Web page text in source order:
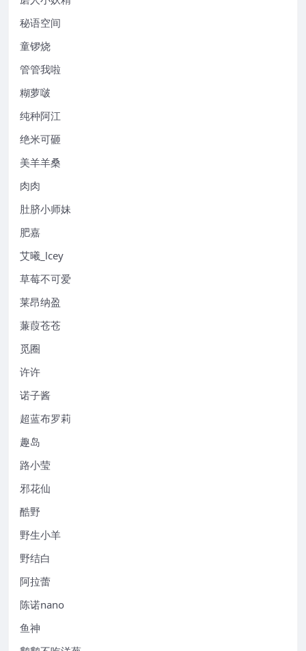
秘语空间
童锣烧
管管我啦
糊萝啵
纯种阿江
绝米可砸
美羊羊桑
肉肉
肚脐小师妹
肥嘉
艾曦_lcey
草莓不可爱
莱昂纳盈
蒹葭苍苍
觅圈
许许
诺子酱
超蓝布罗莉
趣岛
路小莹
邪花仙
酷野
野生小羊
野结白
阿拉蕾
陈诺nano
鱼神